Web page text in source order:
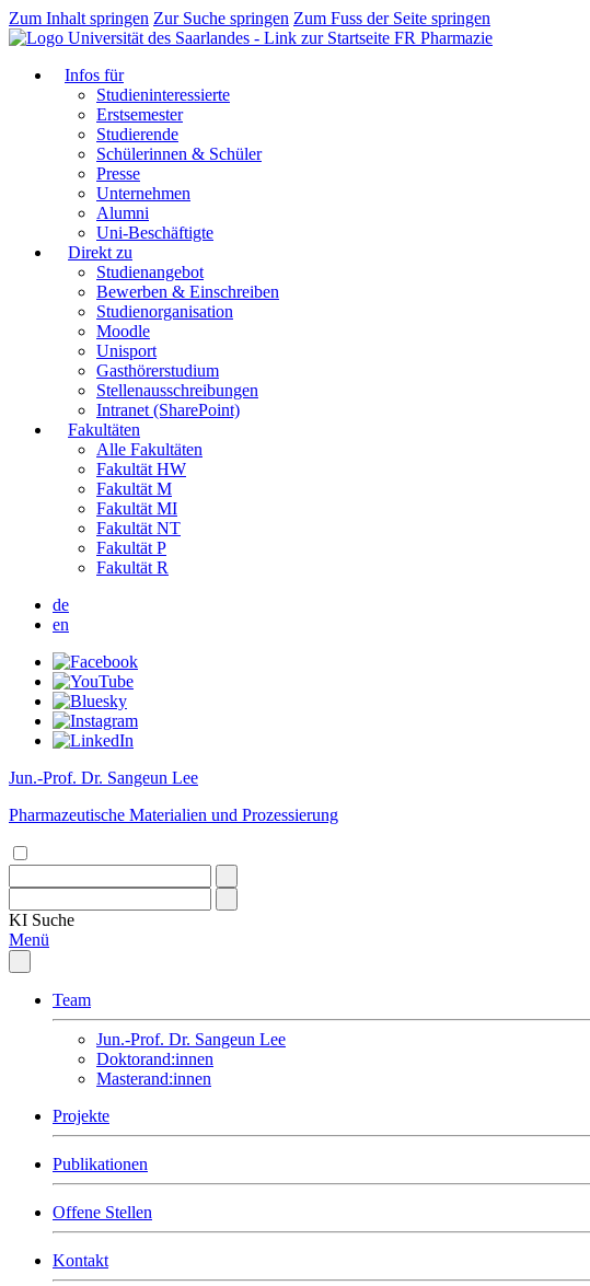
Zum Inhalt springen Zur Suche springen Zum Fuss der Seite springen
FR Pharmazie
Infos für
Studieninteressierte
Erstsemester
Studierende
Schülerinnen & Schüler
Presse
Unternehmen
Alumni
Uni-Beschäftigte
Direkt zu
Studienangebot
Bewerben & Einschreiben
Studienorganisation
Moodle
Unisport
Gasthörerstudium
Stellenausschreibungen
Intranet (SharePoint)
Fakultäten
Alle Fakultäten
Fakultät HW
Fakultät M
Fakultät MI
Fakultät NT
Fakultät P
Fakultät R
de
en
Jun.-Prof. Dr. Sangeun Lee
Pharmazeutische Materialien und Prozessierung
KI Suche
Menü
Team
Jun.-Prof. Dr. Sangeun Lee
Doktorand:innen
Masterand:innen
Projekte
Publikationen
Offene Stellen
Kontakt